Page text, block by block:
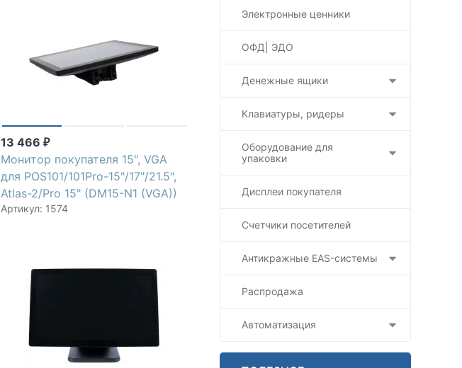
13 466₽
Монитор покупателя 15", VGA
для POS101/101Pro-15"/17"/21.5",
Atlas-2/Pro 15" (DM15-N1 (VGA))
Артикул: 1574
Электронные ценники
ОФД| ЭДО
Денежные ящики
Клавиатуры, ридеры
Оборудование для
упаковки
Дисплеи покупателя
Счетчики посетителей
Антикражные EAS-системы
Распродажа
Автоматизация